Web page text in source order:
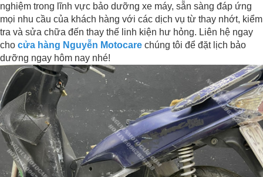
nghiệm trong lĩnh vực bảo dưỡng xe máy, sẵn sàng đáp ứng
mọi nhu cầu của khách hàng với các dịch vụ từ thay nhớt, kiểm
tra và sửa chữa đến thay thế linh kiện hư hỏng. Liên hệ ngay
cho cửa hàng Nguyễn Motocare chúng tôi để đặt lịch bảo
dưỡng ngay hôm nay nhé!